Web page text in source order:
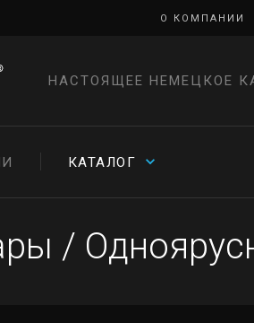
О КОМПАНИИ
НАСТОЯЩЕЕ НЕМЕЦКОЕ
КАТАЛОГ
/